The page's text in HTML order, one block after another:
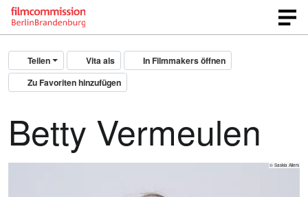
Teilen Vita als
In Filmmakers öffnen
Zu Favoriten hinzufügen
Betty Vermeulen
© Saskia Allers